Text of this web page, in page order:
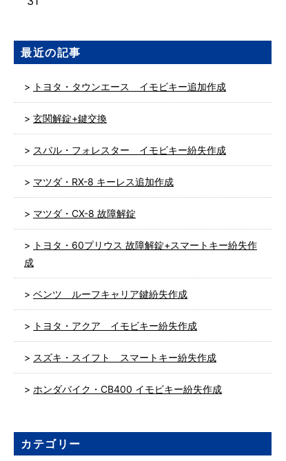
最近の記事
トヨタ・タウンエース イモビキー追加作成
玄関解錠+鍵交換
スバル・フォレスター イモビキー紛失作成
マツダ・RX-8 キーレス追加作成
マツダ・CX-8 故障解錠
トヨタ・60プリウス 故障解錠+スマートキー紛失作
成
ベンツ ルーフキャリア鍵紛失作成
トヨタ・アクア イモビキー紛失作成
スズキ・スイフト スマートキー紛失作成
ホンダバイク・CB400 イモビキー紛失作成
カテゴリー